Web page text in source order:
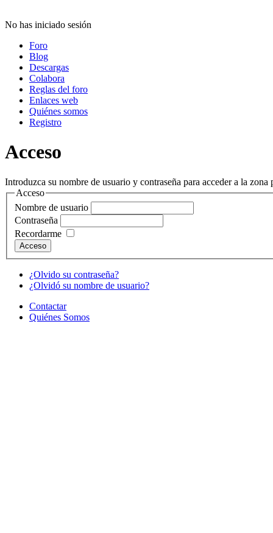
No has iniciado sesión
Foro
Blog
Descargas
Colabora
Reglas del foro
Enlaces web
Quiénes somos
Registro
Acceso
Introduzca su nombre de usuario y contraseña para acceder a la zona
Acceso
Nombre de usuario
Contraseña
Recordarme
¿Olvido su contraseña?
¿Olvidó su nombre de usuario?
Contactar
Quiénes Somos